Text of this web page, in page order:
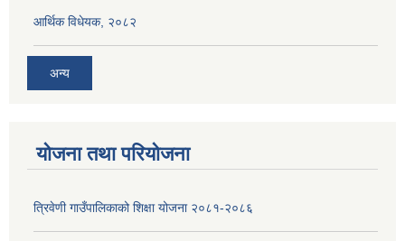
आर्थिक विधेयक, २०८२
अन्य
योजना तथा परियोजना
त्रिवेणी गाउँपालिकाको शिक्षा योजना २०८१-२०८६